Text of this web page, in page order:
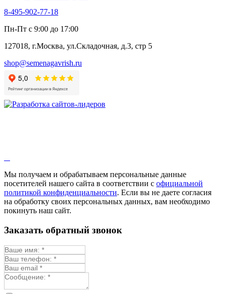
8-495-902-77-18
Пн-Пт с 9:00 до 17:00
127018, г.Москва, ул.Складочная, д.3, стр 5
shop@semenagavrish.ru
Мы получаем и обрабатываем персональные данные
посетителей нашего сайта в соответствии с официальной
политикой конфиденциальности. Если вы не даете согласия
на обработку своих персональных данных, вам необходимо
покинуть наш сайт.
Заказать обратный звонок